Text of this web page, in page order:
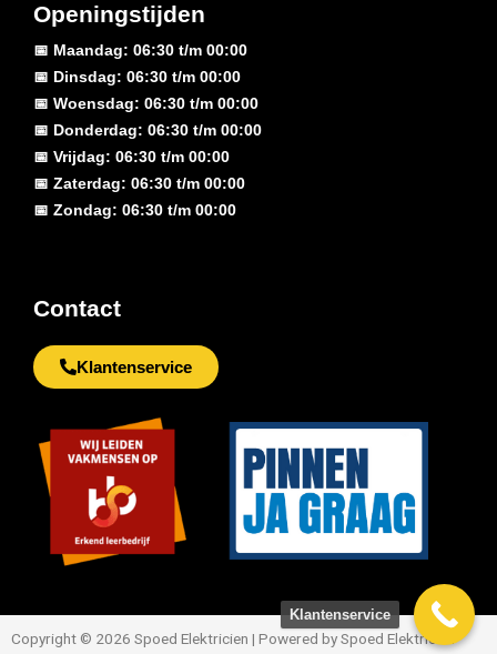
Openingstijden
📅 Maandag: 06:30 t/m 00:00
📅 Dinsdag: 06:30 t/m 00:00
📅 Woensdag: 06:30 t/m 00:00
📅 Donderdag: 06:30 t/m 00:00
📅 Vrijdag: 06:30 t/m 00:00
📅 Zaterdag: 06:30 t/m 00:00
📅 Zondag: 06:30 t/m 00:00
Contact
Klantenservice
Copyright © 2026 Spoed Elektricien | Powered by Spoed Elektricien
Klantenservice